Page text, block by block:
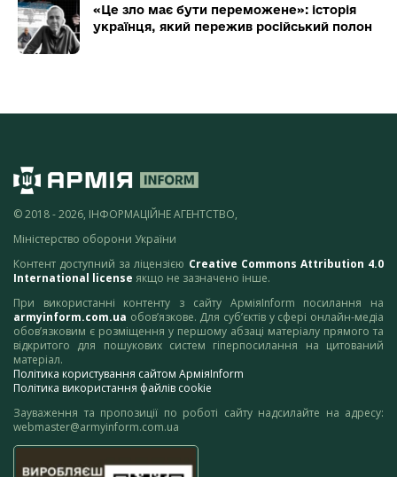
«Це зло має бути переможене»: історія
українця, який пережив російський полон
© 2018 - 2026, ІНФОРМАЦІЙНЕ АГЕНТСТВО,
Міністерство оборони України
Контент доступний за ліцензією Creative Commons Attribution 4.0
International license якщо не зазначено інше.
При використанні контенту з сайту АрміяInform посилання на
armyinform.com.ua обов’язкове. Для суб’єктів у сфері онлайн-медіа
обов’язковим є розміщення у першому абзаці матеріалу прямого та
відкритого для пошукових систем гіперпосилання на цитований
матеріал.
Політика користування сайтом АрміяInform
Політика використання файлів cookie
Зауваження та пропозиції по роботі сайту надсилайте на адресу:
webmaster@armyinform.com.ua